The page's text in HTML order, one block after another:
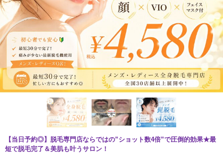
【当日予約◎】脱毛専門店ならではの”ショット数4倍”で圧倒的効果★最
短で脱毛完了＆美肌も叶うサロン！